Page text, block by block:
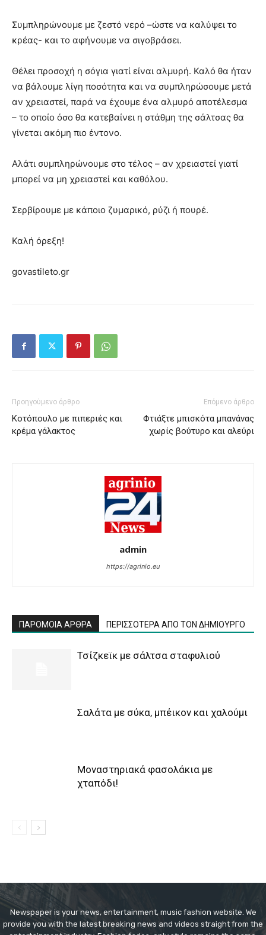
Συμπληρώνουμε με ζεστό νερό –ώστε να καλύψει το
κρέας- και το αφήνουμε να σιγοβράσει.
Θέλει προσοχή η σόγια γιατί είναι αλμυρή. Καλό θα ήταν
να βάλουμε λίγη ποσότητα και να συμπληρώσουμε μετά
αν χρειαστεί, παρά να έχουμε ένα αλμυρό αποτέλεσμα
– το οποίο όσο θα κατεβαίνει η στάθμη της σάλτσας θα
γίνεται ακόμη πιο έντονο.
Αλάτι συμπληρώνουμε στο τέλος – αν χρειαστεί γιατί
μπορεί να μη χρειαστεί και καθόλου.
Σερβίρουμε με κάποιο ζυμαρικό, ρύζι ή πουρέ.
Καλή όρεξη!
govastileto.gr
Προηγούμενο άρθρο
Κοτόπουλο με πιπεριές και
κρέμα γάλακτος
Επόμενο άρθρο
Φτιάξτε μπισκότα μπανάνας
χωρίς βούτυρο και αλεύρι
admin
https://agrinio.eu
ΠΑΡΟΜΟΙΑ ΑΡΘΡΑ ΠΕΡΙΣΣΟΤΕΡΑ ΑΠΟ ΤΟΝ ΔΗΜΙΟΥΡΓΟ
Τσίζκεϊκ με σάλτσα σταφυλιού
Σαλάτα με σύκα, μπέικον και χαλούμι
Μοναστηριακά φασολάκια με
χταπόδι!
Newspaper is your news, entertainment, music fashion website. We
provide you with the latest breaking news and videos straight from the